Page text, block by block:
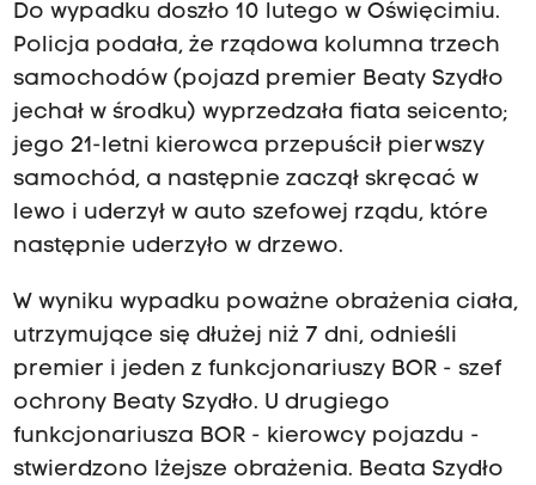
Do wypadku doszło 10 lutego w Oświęcimiu.
Policja podała, że rządowa kolumna trzech
samochodów (pojazd premier Beaty Szydło
jechał w środku) wyprzedzała fiata seicento;
jego 21-letni kierowca przepuścił pierwszy
samochód, a następnie zaczął skręcać w
lewo i uderzył w auto szefowej rządu, które
następnie uderzyło w drzewo.
W wyniku wypadku poważne obrażenia ciała,
utrzymujące się dłużej niż 7 dni, odnieśli
premier i jeden z funkcjonariuszy BOR - szef
ochrony Beaty Szydło. U drugiego
funkcjonariusza BOR - kierowcy pojazdu -
stwierdzono lżejsze obrażenia. Beata Szydło